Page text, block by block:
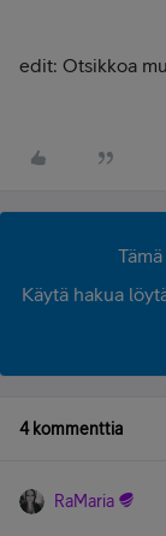
edit: Otsikkoa
Käytä hakua
4 kommenttia
RaMaria